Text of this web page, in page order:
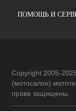
ПОМОЩЬ И
Copyright 2005-
(мотосалон)
права защищены.